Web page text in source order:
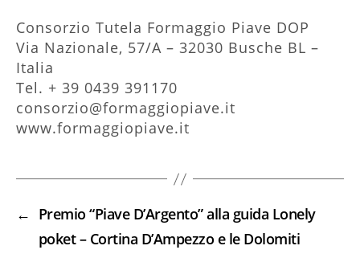
Consorzio Tutela Formaggio Piave DOP
Via Nazionale, 57/A – 32030 Busche BL –
Italia
Tel. + 39 0439 391170
consorzio@formaggiopiave.it
www.formaggiopiave.it
← Premio “Piave D’Argento” alla guida Lonely
poket – Cortina D’Ampezzo e le Dolomiti